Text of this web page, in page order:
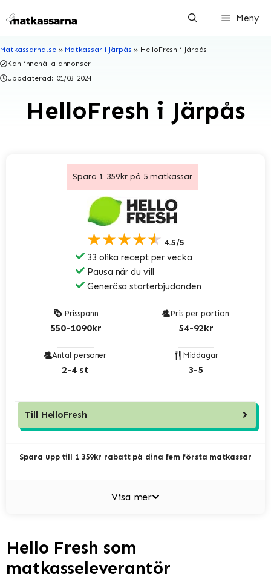
till
Meny
Matkassarna.se» Matkassar i Järpås » HelloFresh i Järpås
Kan innehålla annonser
Uppdaterad: 01/03-2024
HelloFresh i Järpås
Spara 1 359kr på 5 matkassar
★★★★★ 4.5/5
33 olika recept per vecka
Pausa när du vill
Generösa starterbjudanden
Prisspann
550-1090kr
Pris per portion
54-92kr
Antal personer
2-4 st
Middagar
3-5
Till HelloFresh
Spara upp till 1 359kr rabatt på dina fem första matkassar
Visa mer
Hello Fresh som
matkasseleverantör